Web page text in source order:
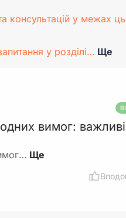
консультацій у межах
у розділі… Ще
вимог: